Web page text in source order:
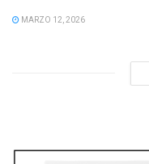
MARZO 12, 2026